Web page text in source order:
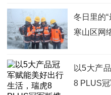
冬日里的
寒山区网
以5大产
8 PLUS